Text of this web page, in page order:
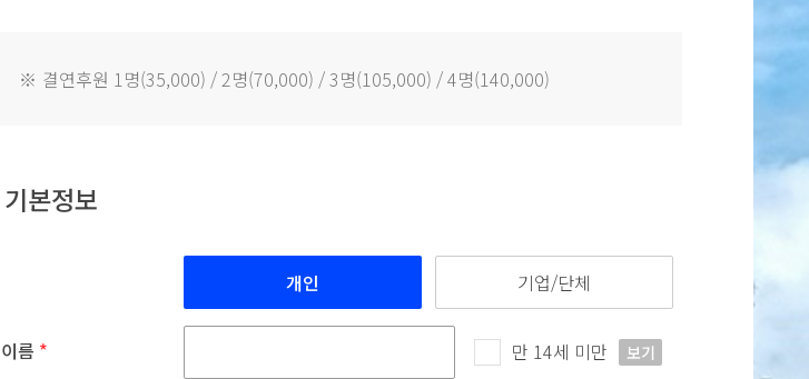
※ 결연후원 1명(35,000) / 2명(70,000) / 3명(105,000) / 4명(140,000)
기본정보
개인 기업/단체
이름 * 만 14세 미만 보기